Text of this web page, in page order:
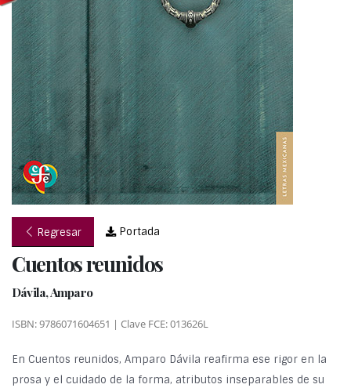
Regresar Portada
Cuentos reunidos
Dávila, Amparo
ISBN: 9786071604651 | Clave FCE: 013626L
En Cuentos reunidos, Amparo Dávila reafirma ese rigor en la
prosa y el cuidado de la forma, atributos inseparables de su